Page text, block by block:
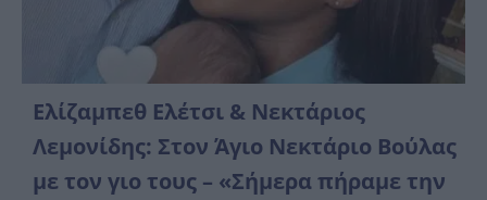
Ελίζαμπεθ Ελέτσι & Νεκτάριος
Λεμονίδης: Στον Άγιο Νεκτάριο Βούλας
με τον γιο τους – «Σήμερα πήραμε την